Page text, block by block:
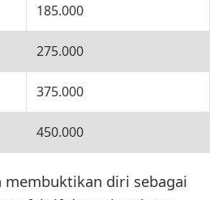
185.000
275.000
375.000
450.000
diri sebagai